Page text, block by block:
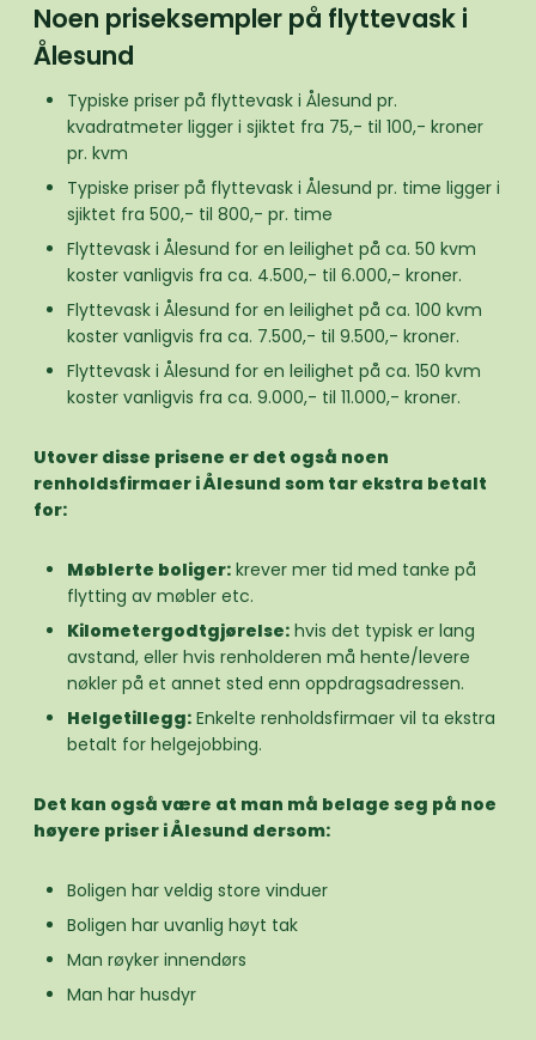
Noen priseksempler på flyttevask i
Ålesund
Typiske priser på flyttevask i Ålesund pr.
kvadratmeter ligger i sjiktet fra 75,- til 100,- kroner
pr. kvm
Typiske priser på flyttevask i Ålesund pr. time ligger i
sjiktet fra 500,- til 800,- pr. time
Flyttevask i Ålesund for en leilighet på ca. 50 kvm
koster vanligvis fra ca. 4.500,- til 6.000,- kroner.
Flyttevask i Ålesund for en leilighet på ca. 100 kvm
koster vanligvis fra ca. 7.500,- til 9.500,- kroner.
Flyttevask i Ålesund for en leilighet på ca. 150 kvm
koster vanligvis fra ca. 9.000,- til 11.000,- kroner.
Utover disse prisene er det også noen
renholdsfirmaer i Ålesund som tar ekstra betalt
for:
Møblerte boliger: krever mer tid med tanke på
flytting av møbler etc.
Kilometergodtgjørelse: hvis det typisk er lang
avstand, eller hvis renholderen må hente/levere
nøkler på et annet sted enn oppdragsadressen.
Helgetillegg: Enkelte renholdsfirmaer vil ta ekstra
betalt for helgejobbing.
Det kan også være at man må belage seg på noe
høyere priser i Ålesund dersom:
Boligen har veldig store vinduer
Boligen har uvanlig høyt tak
Man røyker innendørs
Man har husdyr